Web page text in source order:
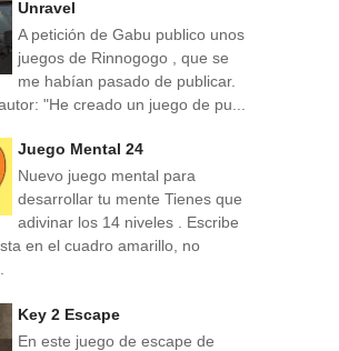
Unravel
A petición de Gabu publico unos
juegos de Rinnogogo , que se
me habían pasado de publicar.
"He creado un juego de pu...
Juego Mental 24
Nuevo juego mental para
desarrollar tu mente Tienes que
adivinar los 14 niveles . Escribe
en el cuadro amarillo, no
Key 2 Escape
En este juego de escape de